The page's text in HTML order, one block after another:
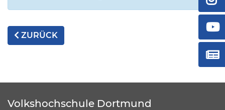
ZURÜCK
Volkshochschule Dortmund